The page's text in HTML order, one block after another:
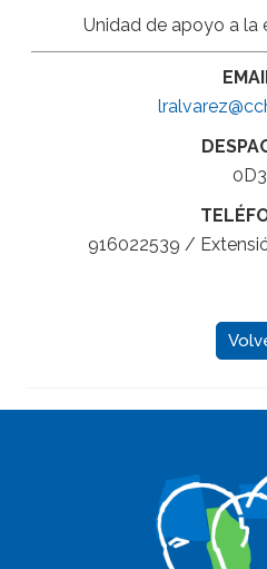
Unidad de apoyo a la
0D3
916022539 /